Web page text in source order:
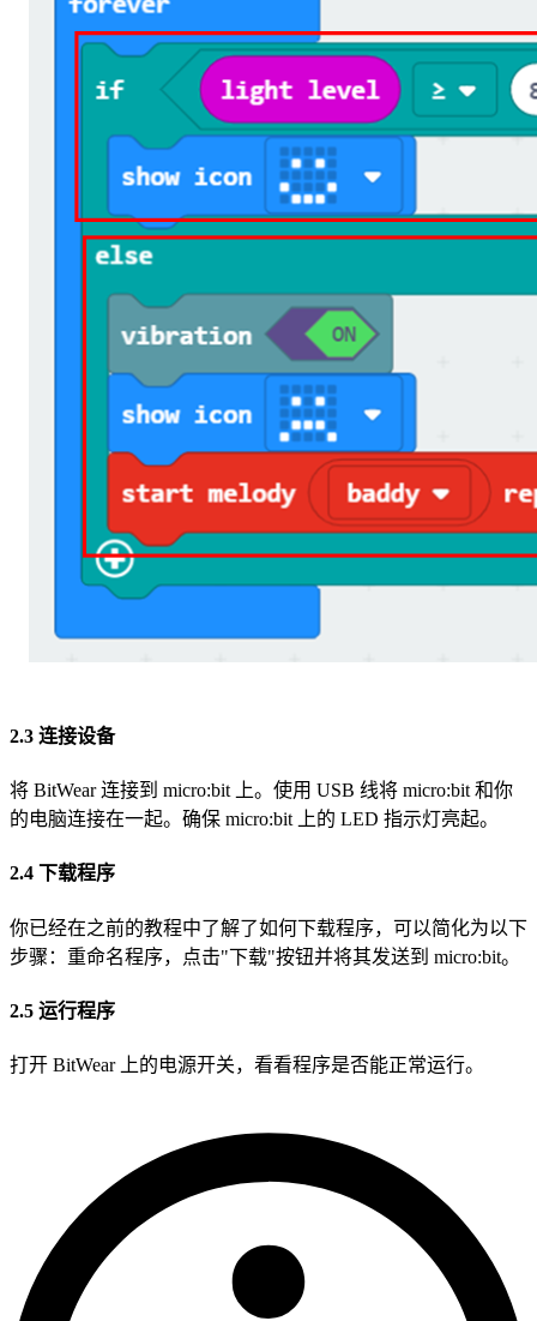
2.3 连接设备
将 BitWear 连接到 micro:bit 上。使用 USB 线将 micro:bit 和你
的电脑连接在一起。确保 micro:bit 上的 LED 指示灯亮起。
2.4 下载程序
你已经在之前的教程中了解了如何下载程序，可以简化为以下
步骤：重命名程序，点击"下载"按钮并将其发送到 micro:bit。
2.5 运行程序
打开 BitWear 上的电源开关，看看程序是否能正常运行。